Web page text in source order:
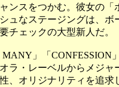
ンスをつかむ。彼女の
ュなステージングは、
チェックの大型新人だ。
」「CONFESSION」
ラ・レーベルからメジャ
、オリジナリティを追求